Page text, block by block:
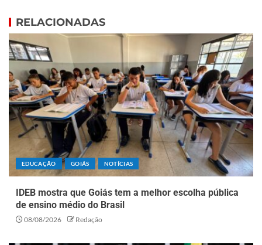
RELACIONADAS
EDUCAÇÃO GOIÁS NOTÍCIAS
IDEB mostra que Goiás tem a melhor escolha pública
de ensino médio do Brasil
08/08/2026 Redação